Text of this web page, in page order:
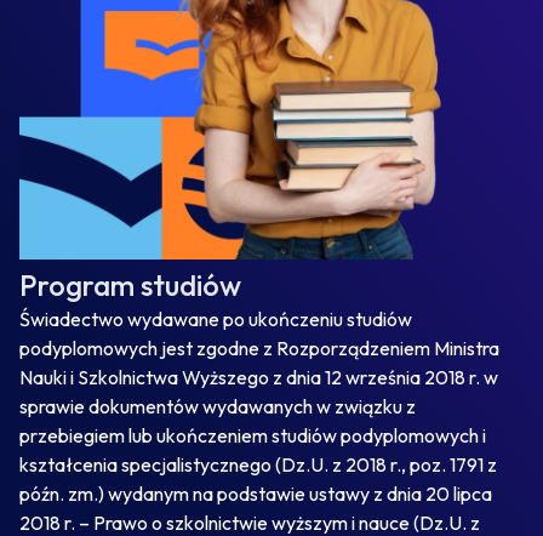
Program studiów
Świadectwo wydawane po ukończeniu studiów
podyplomowych jest zgodne z Rozporządzeniem Ministra
Nauki i Szkolnictwa Wyższego z dnia 12 września 2018 r. w
sprawie dokumentów wydawanych w związku z
przebiegiem lub ukończeniem studiów podyplomowych i
kształcenia specjalistycznego (Dz.U. z 2018 r., poz. 1791 z
późn. zm.) wydanym na podstawie ustawy z dnia 20 lipca
2018 r. – Prawo o szkolnictwie wyższym i nauce (Dz.U. z